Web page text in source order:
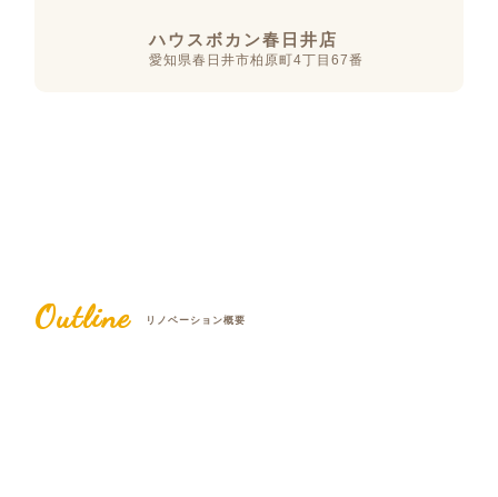
ハウスボカン春日井店
愛知県春日井市柏原町4丁目67番
Outline リノベーション概要